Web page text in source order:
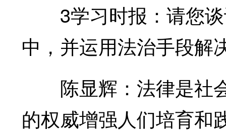
3学习时报：请您谈
中，并运用法治手段解
陈显辉：法律是社
的权威增强人们培育和